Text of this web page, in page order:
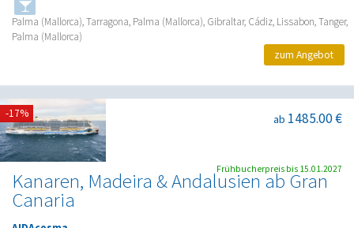
Palma (Mallorca), Tarragona, Palma (Mallorca), Gibraltar, Cádiz, Lissabon, Tanger,
Palma (Mallorca)
zum Angebot
Kanaren, Madeira & Andalusien ab Gran
Canaria
ab 1485.00 €
-17%
Frühbucherpreis bis 15.01.2027